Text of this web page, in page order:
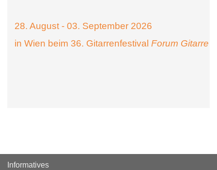
28. August - 03. September 2026
in Wien beim 36. Gitarrenfestival Forum Gitarre
Informatives